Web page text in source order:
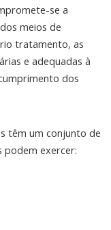
se a
meios de
tratamento, as
e adequadas à
dos
têm um conjunto de
podem exercer: